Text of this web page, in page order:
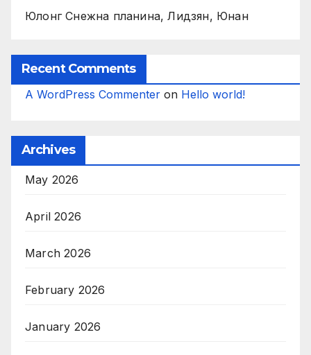
Юлонг Снежна планина, Лидзян, Юнан
Recent Comments
A WordPress Commenter on Hello world!
Archives
May 2026
April 2026
March 2026
February 2026
January 2026